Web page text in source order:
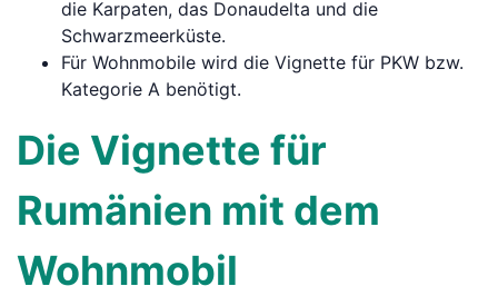
die Karpaten, das Donaudelta und die
Schwarzmeerküste.
Für Wohnmobile wird die Vignette für PKW bzw.
Kategorie A benötigt.
Die Vignette für
Rumänien mit dem
Wohnmobil